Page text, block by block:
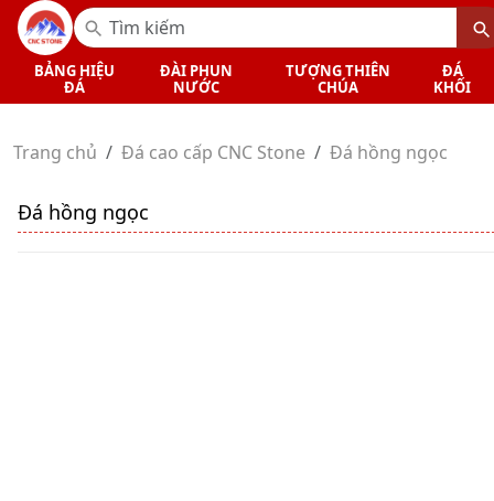
BẢNG HIỆU
ĐÁ
ĐÀI PHUN
NƯỚC
TƯỢNG THIÊN
CHÚA
ĐÁ
KHỐI
Trang chủ Đá cao cấp CNC Stone Đá hồng ngọc
Đá hồng ngọc